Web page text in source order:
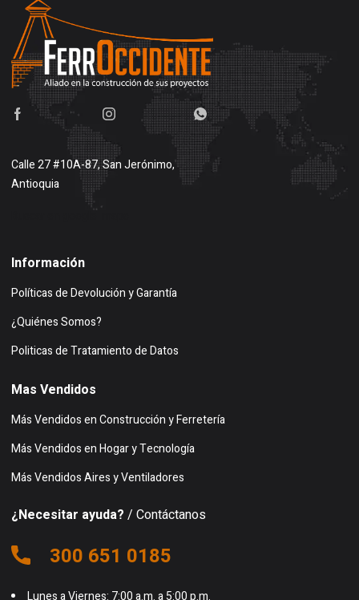
Calle 27 #10A-87, San Jerónimo,
Antioquia
Información
Políticas de Devolución y Garantía
¿Quiénes Somos?
Politicas de Tratamiento de Datos
Mas Vendidos
Más Vendidos en Construcción y Ferretería
Más Vendidos en Hogar y Tecnología
Más Vendidos Aires y Ventiladores
¿Necesitar ayuda? / Contáctanos
300 651 0185
Lunes a Viernes: 7:00 a.m. a 5:00 p.m.